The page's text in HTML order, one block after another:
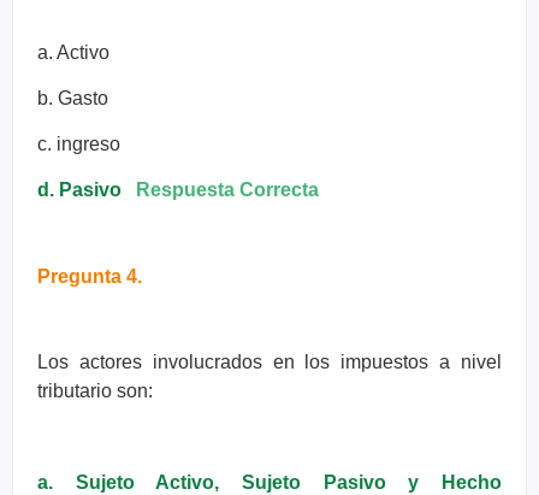
a. Activo
b. Gasto
c. ingreso
d. Pasivo Respuesta Correcta
Pregunta 4.
Los actores involucrados en los impuestos a nivel
tributario son:
a. Sujeto Activo, Sujeto Pasivo y Hecho